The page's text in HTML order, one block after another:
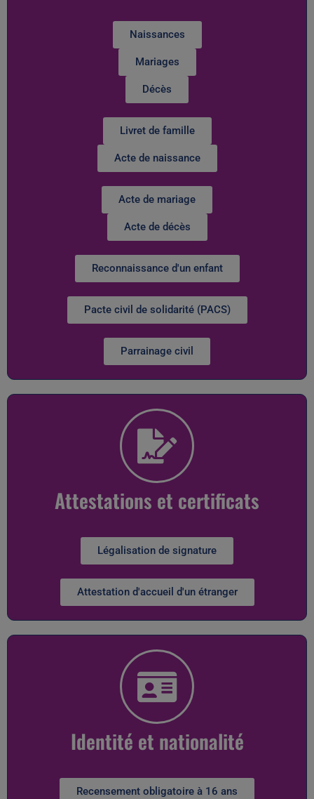
Naissances
Mariages
Décès
Livret de famille
Acte de naissance
Acte de mariage
Acte de décès
Reconnaissance d'un enfant
Pacte civil de solidarité (PACS)
Parrainage civil
Attestations et certificats
Légalisation de signature
Attestation d'accueil d'un étranger
Identité et nationalité
Recensement obligatoire à 16 ans